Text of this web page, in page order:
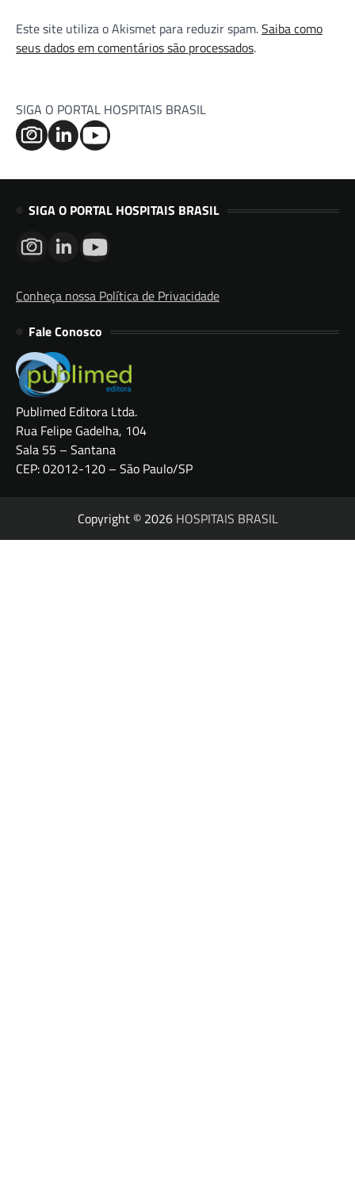
Este site utiliza o Akismet para reduzir spam.Saiba como
seus dados em comentários são processados.
SIGA O PORTAL HOSPITAIS BRASIL
SIGA O PORTAL HOSPITAIS BRASIL
Conheça nossa Política de Privacidade
Fale Conosco
Publimed Editora Ltda.
Rua Felipe Gadelha, 104
Sala 55 – Santana
CEP: 02012-120 – São Paulo/SP
Copyright © 2026 HOSPITAIS BRASIL